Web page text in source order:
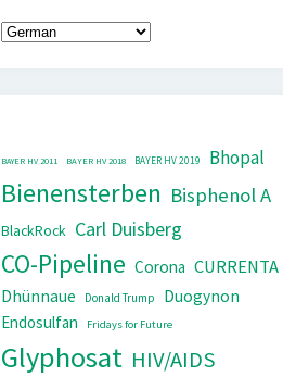
BAYER HV 2011 BAYER HV 2018 BAYER HV 2019 Bhopal
Bienensterben Bisphenol A
BlackRock Carl Duisberg
CO-Pipeline Corona CURRENTA
Dhünnaue Donald Trump
Duogynon
Endosulfan
Fridays for Future
Glyphosat HIV/AIDS